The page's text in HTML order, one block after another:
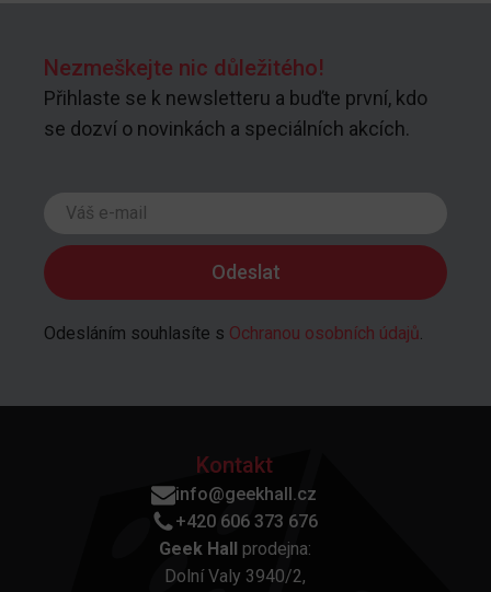
Nezmeškejte nic důležitého!
Přihlaste se k newsletteru a buďte první, kdo
se dozví o novinkách a speciálních akcích.
Odesláním souhlasíte s Ochranou osobních údajů.
Kontakt
info@geekhall.cz
+420 606 373 676
Geek Hall
prodejna:
Dolní Valy 3940/2,